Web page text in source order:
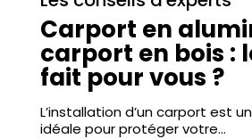
Carport en
carport en bois :
fait pour vous ?
L’installation d’un carport est
idéale pour protéger votre…